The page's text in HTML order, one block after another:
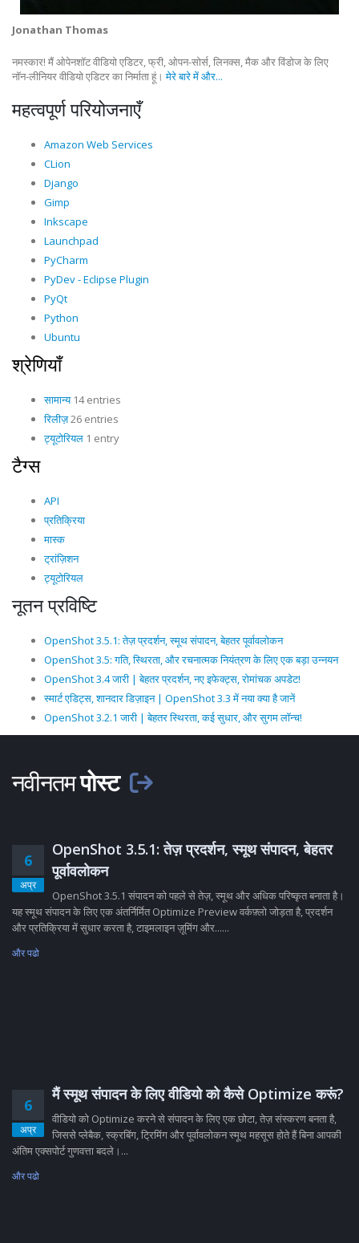
Jonathan Thomas
नमस्कार! मैं ओपेनशॉट वीडियो एडिटर, फ्री, ओपन-सोर्स, लिनक्स, मैक और विंडोज के लिए
नॉन-लीनियर वीडियो एडिटर का निर्माता हूं।मेरे बारे में और...
महत्वपूर्ण परियोजनाएँ
Amazon Web Services
CLion
Django
Gimp
Inkscape
Launchpad
PyCharm
PyDev - Eclipse Plugin
PyQt
Python
Ubuntu
श्रेणियाँ
सामान्य14 entries
रिलीज़26 entries
ट्यूटोरियल 1 entry
टैग्स
API
प्रतिक्रिया
मास्क
ट्रांज़िशन
ट्यूटोरियल
नूतन प्रविष्टि
OpenShot 3.5.1: तेज़ प्रदर्शन, स्मूथ संपादन, बेहतर पूर्वावलोकन
OpenShot 3.5: गति, स्थिरता, और रचनात्मक नियंत्रण के लिए एक बड़ा उन्नयन
OpenShot 3.4 जारी | बेहतर प्रदर्शन, नए इफेक्ट्स, रोमांचक अपडेट!
स्मार्ट एडिट्स, शानदार डिज़ाइन | OpenShot 3.3 में नया क्या है जानें
OpenShot 3.2.1 जारी | बेहतर स्थिरता, कई सुधार, और सुगम लॉन्च!
नवीनतमपोस्ट
6
अप्र
OpenShot 3.5.1: तेज़ प्रदर्शन, स्मूथ संपादन, बेहतर
पूर्वावलोकन
OpenShot 3.5.1 संपादन को पहले से तेज़, स्मूथ और अधिक परिष्कृत बनाता है।
यह स्मूथ संपादन के लिए एक अंतर्निर्मित Optimize Preview वर्कफ़्लो जोड़ता है, प्रदर्शन
और प्रतिक्रिया में सुधार करता है, टाइमलाइन ज़ूमिंग और......
और पढो
6
अप्र
मैं स्मूथ संपादन के लिए वीडियो को कैसे Optimize करूं?
वीडियो को Optimize करने से संपादन के लिए एक छोटा, तेज़ संस्करण बनता है,
जिससे प्लेबैक, स्क्रबिंग, ट्रिमिंग और पूर्वावलोकन स्मूथ महसूस होते हैं बिना आपकी
अंतिम एक्सपोर्ट गुणवत्ता बदले।...
और पढो